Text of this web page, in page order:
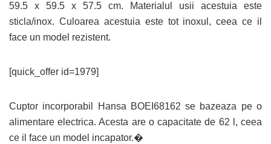
59.5 x 59.5 x 57.5 cm. Materialul usii acestuia este
sticla/inox. Culoarea acestuia este tot inoxul, ceea ce il
face un model rezistent.
[quick_offer id=1979]
Cuptor incorporabil Hansa BOEI68162 se bazeaza pe o
alimentare electrica. Acesta are o capacitate de 62 l, ceea
ce il face un model incapator.�